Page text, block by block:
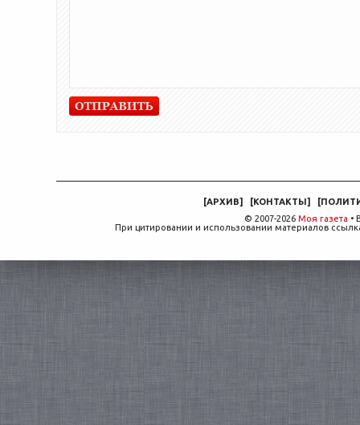
[АРХИВ] [КОНТАКТЫ] [
© 2007-2026 Моя газета •
При цитировании и использовании материалов